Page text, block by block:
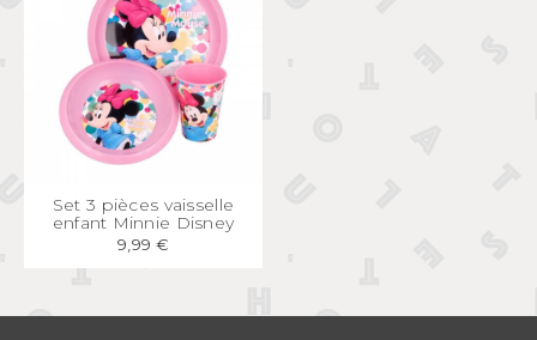
APERÇU RAPIDE
Set 3 pièces vaisselle
enfant Minnie Disney
9,99 €